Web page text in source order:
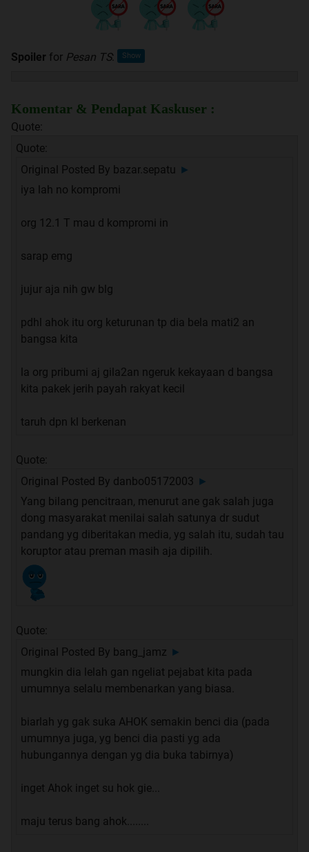
Spoiler for Pesan TS:
Komentar & Pendapat Kaskuser :
Quote:
Quote:
Original Posted By bazar.sepatu ►
iya lah no kompromi
org 12.1 T mau d kompromi in
sarap emg
jujur aja nih gw blg
pdhl ahok itu org keturunan tp dia bela mati2 an
bangsa kita
la org pribumi aj gila2an ngeruk kekayaan d bangsa
kita pakek jerih payah rakyat kecil
taruh dpn kl berkenan
Quote:
Original Posted By danbo05172003 ►
Yang bilang pencitraan, menurut ane gak salah juga
dong masyarakat menilai salah satunya dr sudut
pandang yg diberitakan media, yg salah itu, sudah tau
koruptor atau preman masih aja dipilih.
Quote:
Original Posted By bang_jamz ►
mungkin dia lelah gan ngeliat pejabat kita pada
umumnya selalu membenarkan yang biasa.
biarlah yg gak suka AHOK semakin benci dia (pada
umumnya juga, yg benci dia pasti yg ada
hubungannya dengan yg dia buka tabirnya)
inget Ahok inget su hok gie...
maju terus bang ahok........